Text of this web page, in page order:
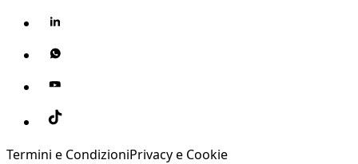
Termini e CondizioniPrivacy e Cookie